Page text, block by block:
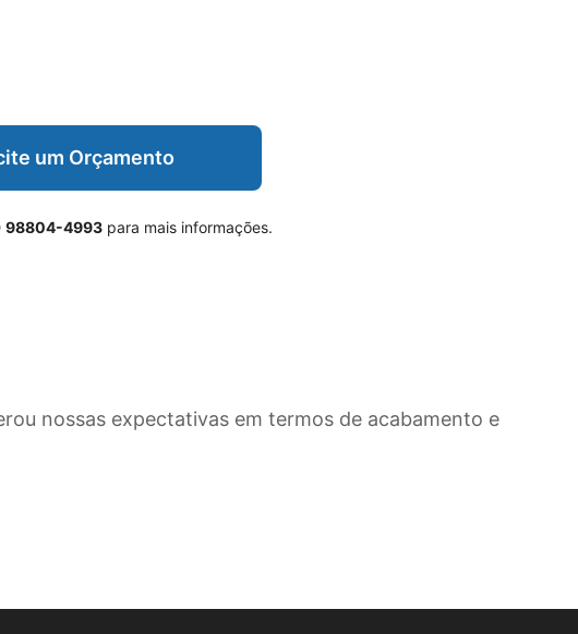
um Orçamento
98804-4993 para mais informações.
nossas expectativas em termos de acabamento e